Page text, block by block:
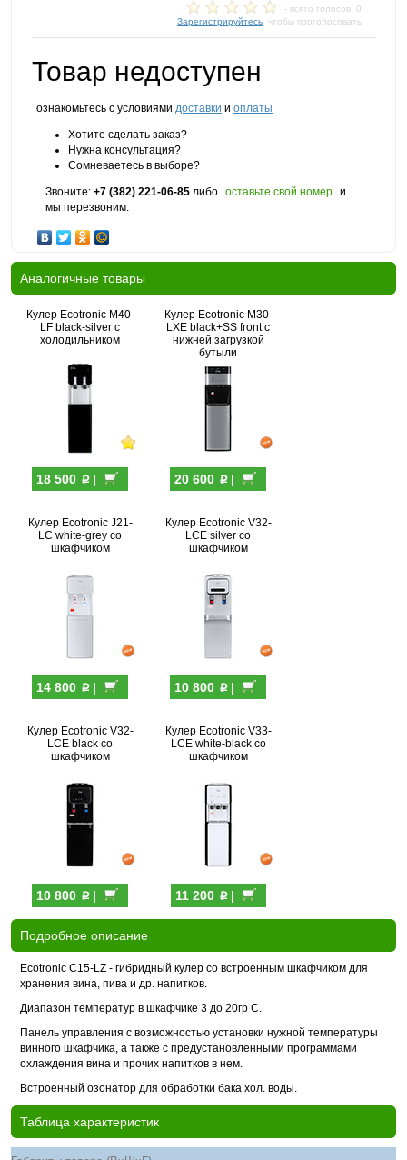
- всего голосов: 0
Зарегистрируйтесь , чтобы проголосовать
Товар недоступен
ознакомьтесь с условиями доставки и оплаты
Хотите сделать заказ?
Нужна консультация?
Сомневаетесь в выборе?
Звоните: +7 (382) 221-06-85 либо оставьте свой номер и
мы перезвоним.
Аналогичные товары
Кулер Ecotronic M40-
LF black-silver с
холодильником
18 500 p|
Кулер Ecotronic M30-
LXE black+SS front с
нижней загрузкой
бутыли
20 600 p|
Кулер Ecotronic J21-
LC white-grey со
шкафчиком
14 800 p|
Кулер Ecotronic V32-
LCE silver со
шкафчиком
10 800 p|
Кулер Ecotronic V32-
LCE black со
шкафчиком
10 800 p|
Кулер Ecotronic V33-
LCE white-black со
шкафчиком
11 200 p|
Подробное описание
Ecotronic C15-LZ - гибридный кулер со встроенным шкафчиком для
хранения вина, пива и др. напитков.
Диапазон температур в шкафчике 3 до 20гр С.
Панель управления с возможностью установки нужной температуры
винного шкафчика, а также с предустановленными программами
охлаждения вина и прочих напитков в нем.
Встроенный озонатор для обработки бака хол. воды.
Таблица характеристик